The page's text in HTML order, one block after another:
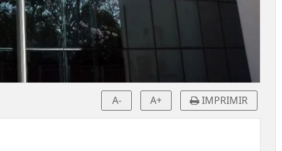
A- A+ IMPRIMIR